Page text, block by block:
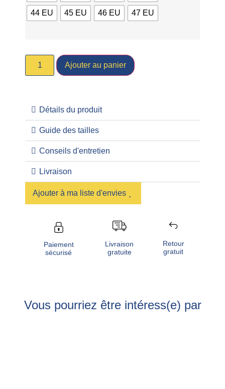
44 EU 45 EU 46 EU 47 EU
Ajouter au panier
Détails du produit
Guide des tailles
Conseils d'entretien
Livraison
Ajouter à ma liste d'envies
Paiement
sécurisé
Livraison
gratuite
Retour
gratuit
Vous pourriez être intéress(e) par